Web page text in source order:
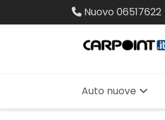
Nuovo 06517622
Auto nuove